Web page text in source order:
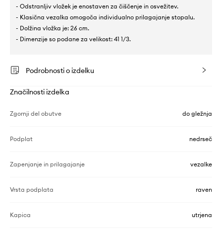
- Odstranljiv vložek je enostaven za čiščenje in osvežitev.
- Klasična vezalka omogoča individualno prilagajanje stopalu.
- Dolžina vložka je: 26 cm.
- Dimenzije so podane za velikost: 41 1/3.
Podrobnosti o izdelku
Značilnosti izdelka
Zgornji del obutve do gležnja
Podplat nedrseč
Zapenjanje in prilagajanje vezalke
Vrsta podplata raven
Kapica utrjena